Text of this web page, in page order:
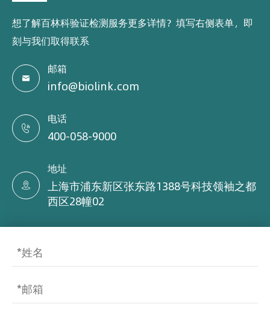
想了解百林科验证检测服务更多详情？填写右侧表单，即
刻与我们取得联系

邮箱
info@biolink.com

电话
400-058-9000

地址
上海市浦东新区张东路1388号科技领袖之都
西区28幢02